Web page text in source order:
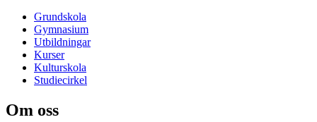
Grundskola
Gymnasium
Utbildningar
Kurser
Kulturskola
Studiecirkel
Om oss